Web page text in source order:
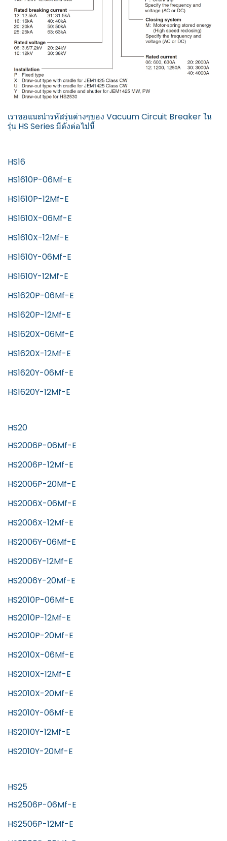
เราขอแนะนำรหัสรุ่นต่างๆของ Vacuum Circuit Breaker ใน
รุ่น HS Series มีดังต่อไปนี้
HS16
HS1610P-06Mf-E
HS1610P-12Mf-E
HS1610X-06Mf-E
HS1610X-12Mf-E
HS1610Y-06Mf-E
HS1610Y-12Mf-E
HS1620P-06Mf-E
HS1620P-12Mf-E
HS1620X-06Mf-E
HS1620X-12Mf-E
HS1620Y-06Mf-E
HS1620Y-12Mf-E
HS20
HS2006P-06Mf-E
HS2006P-12Mf-E
HS2006P-20Mf-E
HS2006X-06Mf-E
HS2006X-12Mf-E
HS2006Y-06Mf-E
HS2006Y-12Mf-E
HS2006Y-20Mf-E
HS2010P-06Mf-E
HS2010P-12Mf-E
HS2010P-20Mf-E
HS2010X-06Mf-E
HS2010X-12Mf-E
HS2010X-20Mf-E
HS2010Y-06Mf-E
HS2010Y-12Mf-E
HS2010Y-20Mf-E
HS25
HS2506P-06Mf-E
HS2506P-12Mf-E